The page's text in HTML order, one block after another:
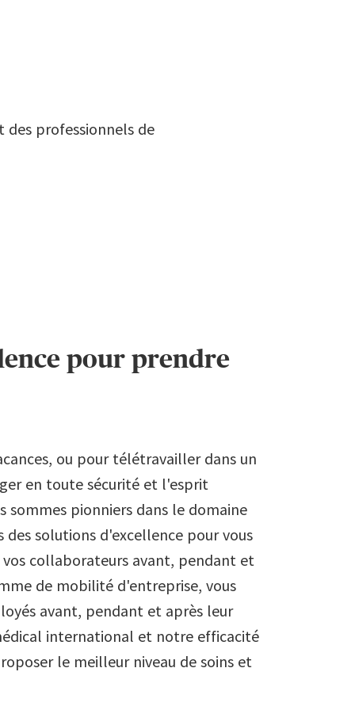
professionnels de
pour prendre
ou pour télétravailler dans un
en toute sécurité et l'esprit
sommes pionniers dans le domaine
solutions d'excellence pour vous
collaborateurs avant, pendant et
de mobilité d'entreprise, vous
avant, pendant et après leur
international et notre efficacité
le meilleur niveau de soins et